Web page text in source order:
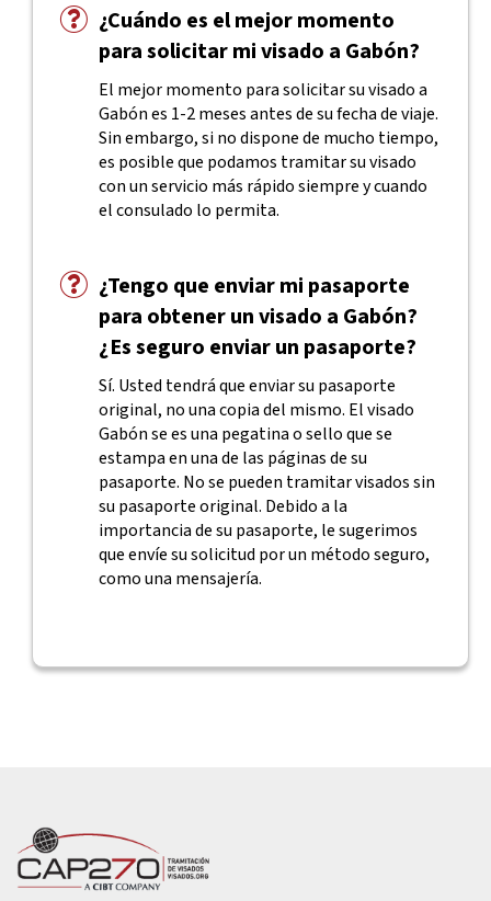
¿Cuándo es el mejor momento
para solicitar mi visado a Gabón?
El mejor momento para solicitar su visado a
Gabón es 1-2 meses antes de su fecha de viaje.
Sin embargo, si no dispone de mucho tiempo,
es posible que podamos tramitar su visado
con un servicio más rápido siempre y cuando
el consulado lo permita.
¿Tengo que enviar mi pasaporte
para obtener un visado a Gabón?
¿Es seguro enviar un pasaporte?
Sí. Usted tendrá que enviar su pasaporte
original, no una copia del mismo. El visado
Gabón se es una pegatina o sello que se
estampa en una de las páginas de su
pasaporte. No se pueden tramitar visados sin
su pasaporte original. Debido a la
importancia de su pasaporte, le sugerimos
que envíe su solicitud por un método seguro,
como una mensajería.